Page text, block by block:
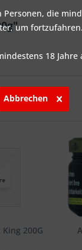
200G
die
um fortzufahren.
18 Jahre
Abbrechen